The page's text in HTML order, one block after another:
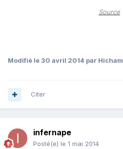
Source
Modifié le 30 avril 2014 par Hicham
Citer
infernape
Posté(e) le 1 mai 2014